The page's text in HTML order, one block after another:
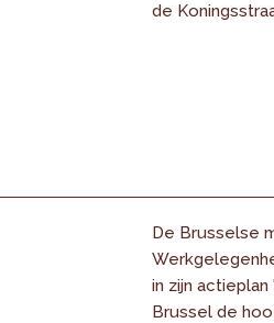
de
De Brusselse
in zijn actieplan
Brussel de